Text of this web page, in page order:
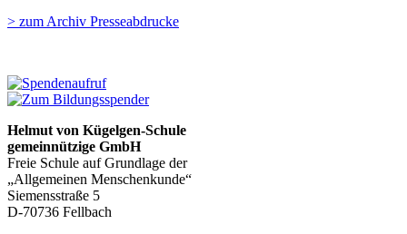
> zum Archiv Presseabdrucke
Helmut von Kügelgen-Schule
gemeinnützige GmbH
Freie Schule auf Grundlage der
„Allgemeinen Menschenkunde“
Siemensstraße 5
D-70736 Fellbach